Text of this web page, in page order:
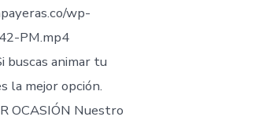
wp-
PM.mp4
buscas animar tu
la mejor opción.
OCASIÓN Nuestro